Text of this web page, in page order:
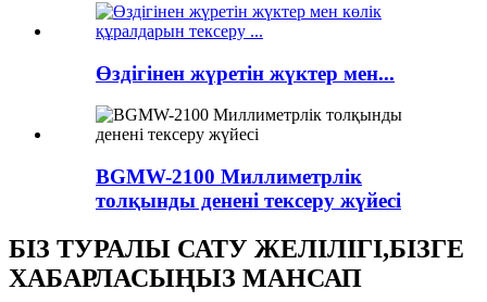
Өздігінен жүретін жүктер мен...
BGMW-2100 Миллиметрлік
толқынды денені тексеру жүйесі
БІЗ ТУРАЛЫ САТУ ЖЕЛІЛІГІ,БІЗГЕ
ХАБАРЛАСЫҢЫЗ МАНСАП